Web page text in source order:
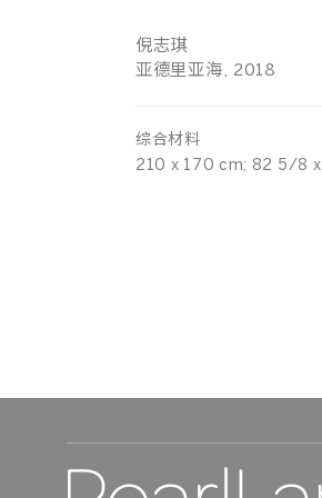
倪志琪
亚德里亚海, 2018
综合材料
210 x 170 cm; 82 5/8